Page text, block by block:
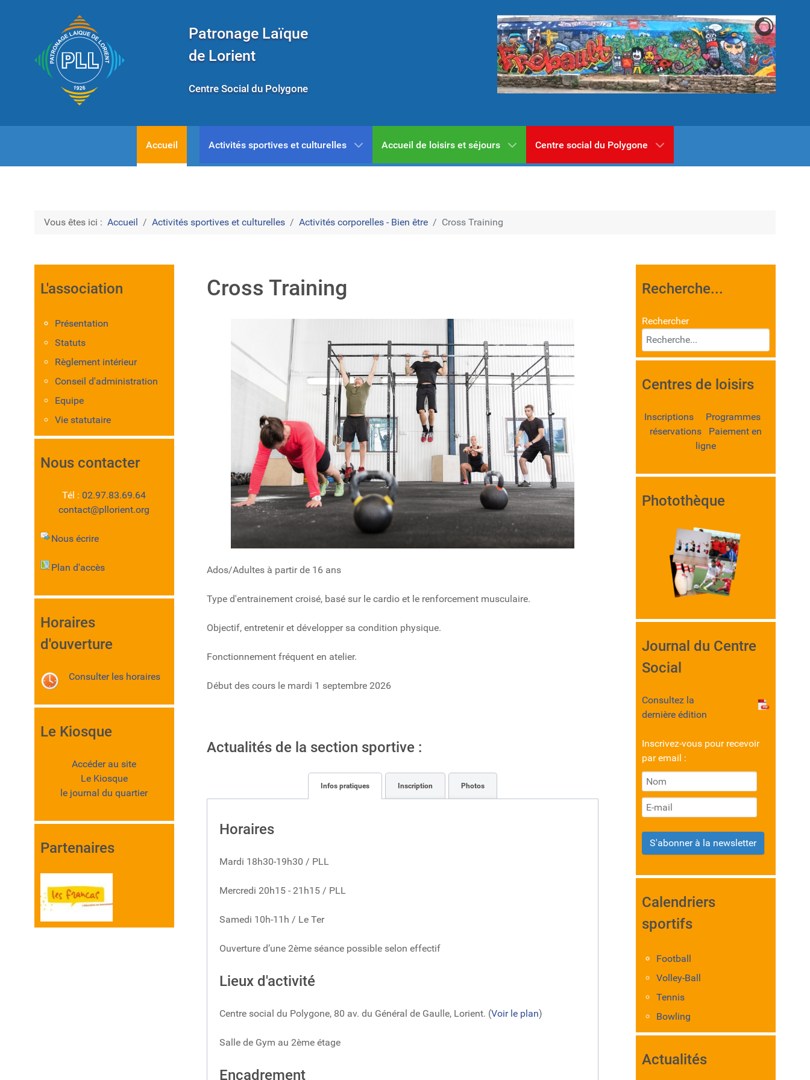
Patronage Laïque
de Lorient
Centre Social du Polygone
Accueil Activités sportives et culturelles Accueil de loisirs et séjours Centre social du Polygone
Vous êtes ici : Accueil Activités sportives et culturelles Activités corporelles - Bien être Cross Training
L'association
Présentation
Statuts
Règlement intérieur
Conseil d'administration
Equipe
Vie statutaire
Nous contacter
Tél : 02.97.83.69.64
contact@pllorient.org
Nous écrire
Plan d'accès
Horaires
d'ouverture
Consulter les horaires
Le Kiosque
Accéder au site
Le Kiosque
le journal du quartier
Partenaires
Cross Training
Ados/Adultes à partir de 16 ans
Type d'entrainement croisé, basé sur le cardio et le renforcement musculaire.
Objectif, entretenir et développer sa condition physique.
Fonctionnement fréquent en atelier.
Début des cours le mardi 1 septembre 2026
Actualités de la section sportive :
Infos pratiques Inscription Photos
Horaires
Mardi 18h30-19h30 / PLL
Mercredi 20h15 - 21h15 / PLL
Samedi 10h-11h / Le Ter
Ouverture d’une 2ème séance possible selon effectif
Lieux d'activité
Centre social du Polygone, 80 av. du Général de Gaulle, Lorient. (Voir le plan)
Salle de Gym au 2ème étage
Encadrement
Recherche...
Rechercher
Centres de loisirs
Inscriptions Programmes
réservations Paiement en
ligne
Photothèque
Journal du Centre
Social
Consultez la
dernière édition
Inscrivez-vous pour recevoir
par email :
S'abonner à la newsletter
Calendriers
sportifs
Football
Volley-Ball
Tennis
Bowling
Actualités